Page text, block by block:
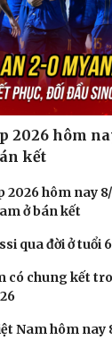
2026 hôm
kết
2026 hôm nay
ở bán kết
qua đời ở tuổi
có chung kết
Nam hôm nay